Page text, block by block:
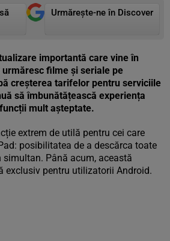
Urmărește-ne în Discover
importantă care vine în
filme și seriale pe
creșterea tarifelor pentru serviciile
să îmbunătățească experiența
mult așteptate.
extrem de utilă pentru cei care
posibilitatea de a descărca toate
simultan. Până acum, această
exclusiv pentru utilizatorii Android.